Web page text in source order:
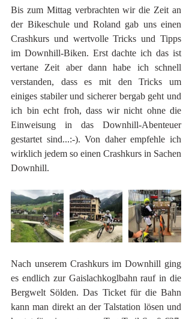
Bis zum Mittag verbrachten wir die Zeit an
der Bikeschule und Roland gab uns einen
Crashkurs und wertvolle Tricks und Tipps
im Downhill-Biken. Erst dachte ich das ist
vertane Zeit aber dann habe ich schnell
verstanden, dass es mit den Tricks um
einiges stabiler und sicherer bergab geht und
ich bin echt froh, dass wir nicht ohne die
Einweisung in das Downhill-Abenteuer
gestartet sind...:-). Von daher empfehle ich
wirklich jedem so einen Crashkurs in Sachen
Downhill.
Nach unserem Crashkurs im Downhill ging
es endlich zur Gaislachkoglbahn rauf in die
Bergwelt Sölden. Das Ticket für die Bahn
kann man direkt an der Talstation lösen und